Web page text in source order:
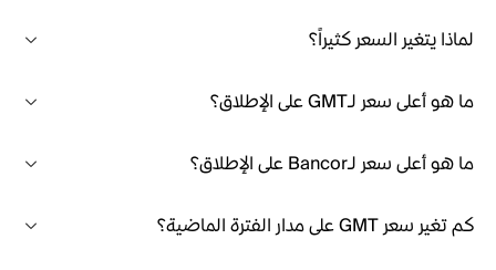
لماذا يتغير السعر كثيراً؟
ما هو أعلى سعر لـGMT على الإطلاق؟
ما هو أعلى سعر لـBancor على الإطلاق؟
كم تغير سعر GMT على مدار الفترة الماضية؟